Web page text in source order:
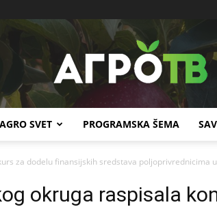
AGRO SVET PROGRAMSKA ŠEMA
za dodelu finansijskih sredstava poljoprivrednicima
okruga raspisala